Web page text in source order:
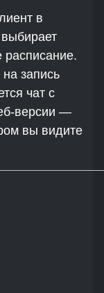
в
расписание.
запись
чат с
версии —
вы видите